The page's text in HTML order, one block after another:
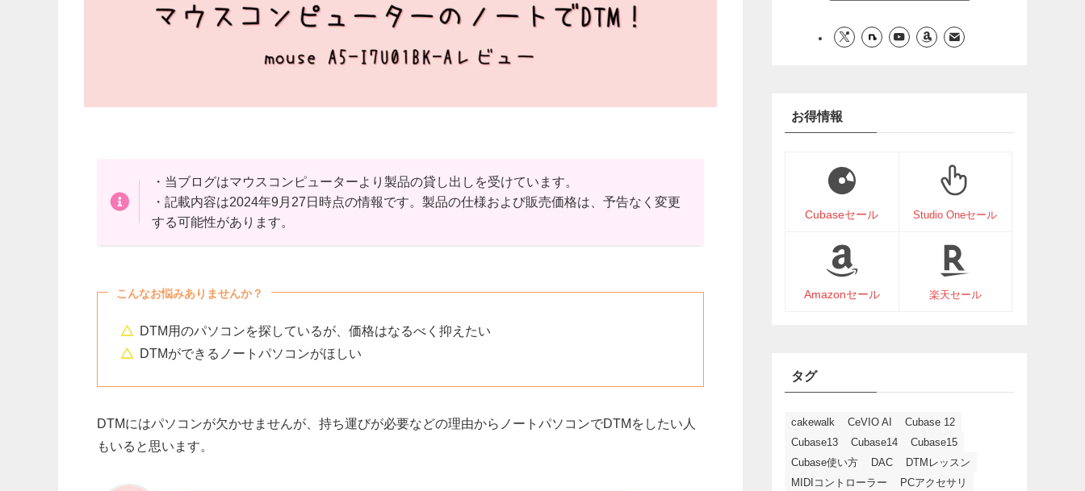
・当ブログはマウスコンピューターより製品の貸し出しを受けています。
・記載内容は2024年9月27日時点の情報です。製品の仕様および販売価格は、予告なく変更
する可能性があります。
こんなお悩みありませんか？
DTM用のパソコンを探しているが、価格はなるべく抑えたい
DTMができるノートパソコンがほしい
DTMにはパソコンが欠かせませんが、持ち運びが必要などの理由からノートパソコンでDTMをしたい人
もいると思います。
お得情報
Cubaseセール Studio Oneセール
Amazonセール 楽天セール
タグ
cakewalk CeVIO AI
Cubase 12
Cubase13
Cubase14
Cubase15
Cubase使い方
DAC
DTMレッスン
MIDIコントローラー
PCアクセサリ